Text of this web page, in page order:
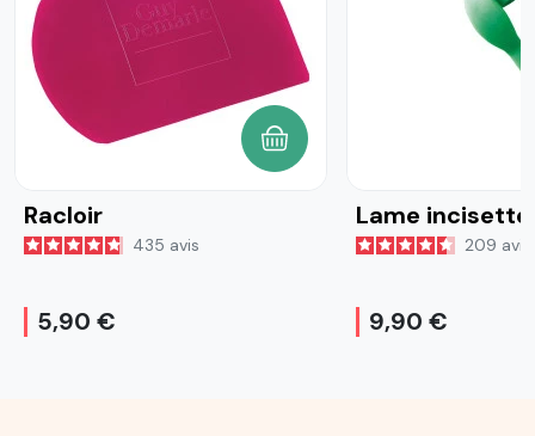
Racloir
435 avis
5,90 €
AJOUTER AU PANIER
Lame incisette
209 avis
9,90 €